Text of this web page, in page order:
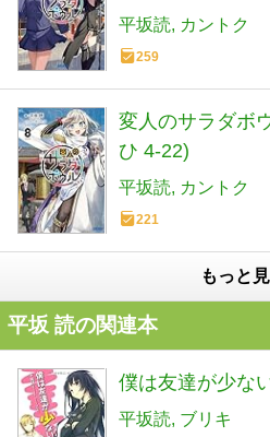
平坂読 カントク
259
変人のサラダボ
ひ 4-22)
平坂読 カントク
221
もっと
平坂 読の関連本
僕は友達が少な
平坂読 ブリキ